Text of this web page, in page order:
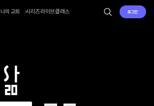
나의 교회 시리즈라이브클래스 로그인